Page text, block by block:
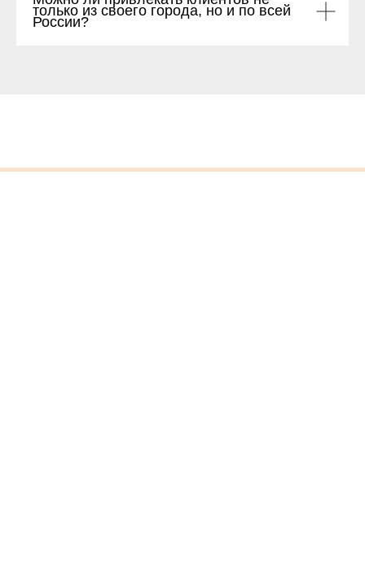
только из своего города, но и по всей
России?